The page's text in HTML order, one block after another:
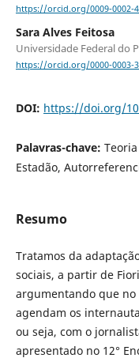
https://orcid.org/0009-0002-
Sara Alves Feitosa
Universidade Federal do
https://orcid.org/0000-0003-
DOI: https://doi.org/
Palavras-chave:
Estadão,
Resumo
Tratamos da
sociais, a partir de
argumentando que no
agendam os
ou seja, com o
apresentado no 12°